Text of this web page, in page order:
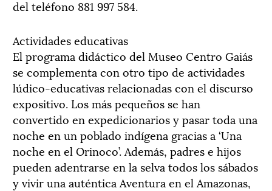
del teléfono 881 997 584.
Actividades educativas
El programa didáctico del Museo Centro Gaiás
se complementa con otro tipo de actividades
lúdico-educativas relacionadas con el discurso
expositivo. Los más pequeños se han
convertido en expedicionarios y pasar toda una
noche en un poblado indígena gracias a ‘Una
noche en el Orinoco’. Además, padres e hijos
pueden adentrarse en la selva todos los sábados
y vivir una auténtica Aventura en el Amazonas,